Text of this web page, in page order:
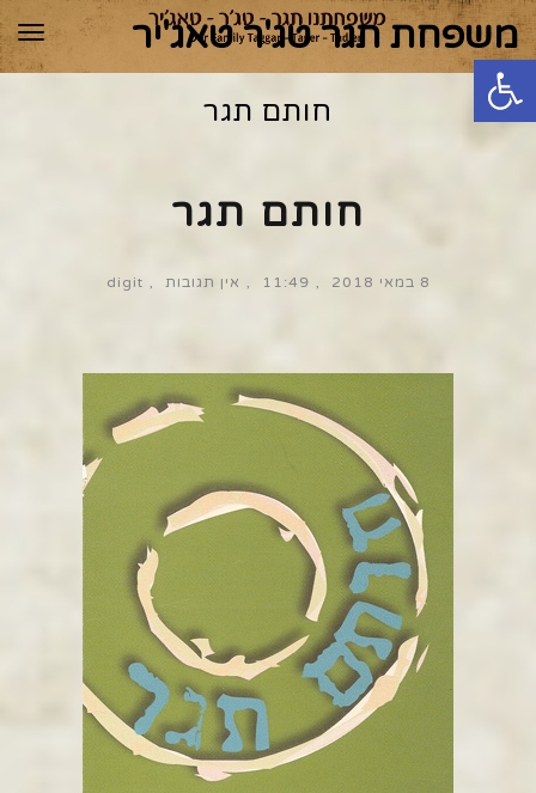
פתח סרגל נגישות
משפחת תגר טג'ר טאג'יר
חותם תגר
חותם תגר
8 במאי 2018 11:49 אין תגובות digit